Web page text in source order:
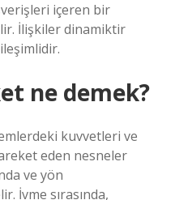
içeren bir
İlişkiler dinamiktir
ne demek?
kuvvetleri ve
eden nesneler
ve yön
İvme sırasında,